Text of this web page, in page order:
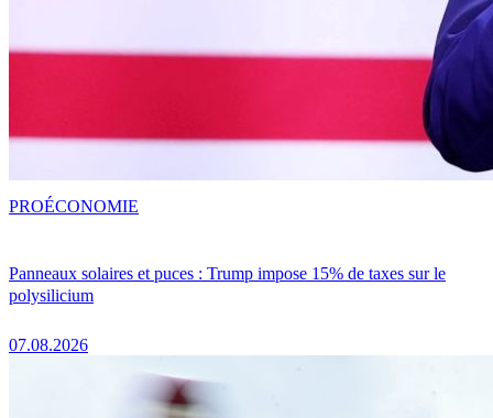
Panneaux solaires et puces : Trump impose 15% de taxes sur le
polysilicium
07.08.2026
PROÉCONOMIE